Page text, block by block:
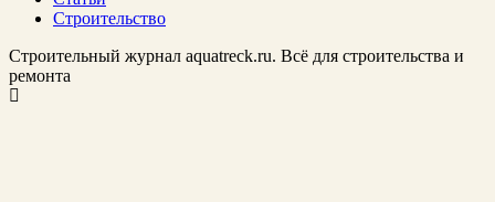
Строительство
Строительный журнал aquatreck.ru. Всё для строительства и
ремонта